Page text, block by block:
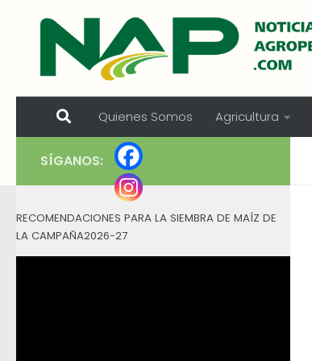
Skip to content
Quienes Somos Agricultura
SÍGANOS:
RECOMENDACIONES PARA LA SIEMBRA DE MAÍZ DE
LA CAMPAÑA2026-27